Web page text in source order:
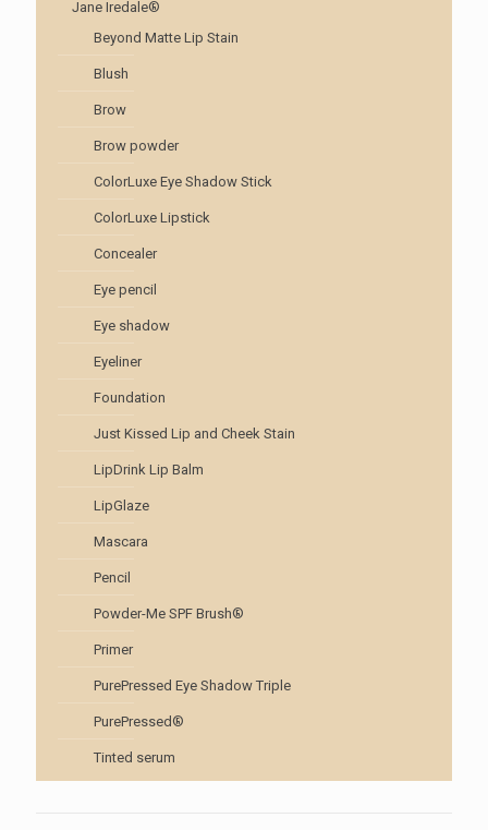
Jane Iredale®
Beyond Matte Lip Stain
Blush
Brow
Brow powder
ColorLuxe Eye Shadow Stick
ColorLuxe Lipstick
Concealer
Eye pencil
Eye shadow
Eyeliner
Foundation
Just Kissed Lip and Cheek Stain
LipDrink Lip Balm
LipGlaze
Mascara
Pencil
Powder-Me SPF Brush®
Primer
PurePressed Eye Shadow Triple
PurePressed®
Tinted serum